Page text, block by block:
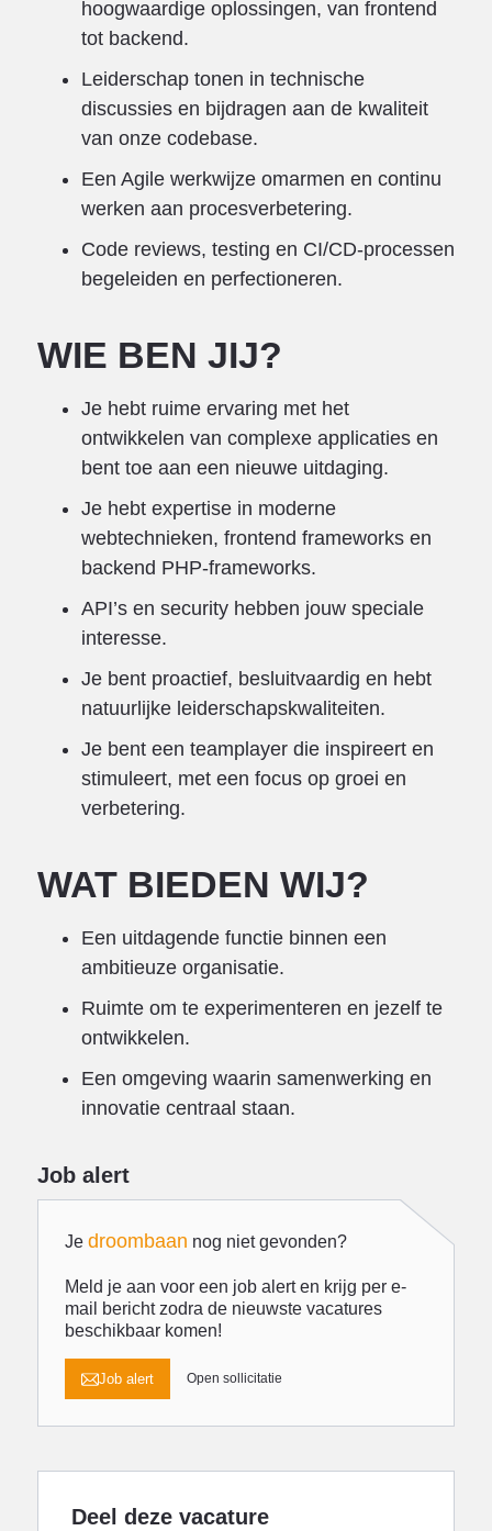
hoogwaardige oplossingen, van frontend
tot backend.
Leiderschap tonen in technische
discussies en bijdragen aan de kwaliteit
van onze codebase.
Een Agile werkwijze omarmen en continu
werken aan procesverbetering.
Code reviews, testing en CI/CD-processen
begeleiden en perfectioneren.
WIE BEN JIJ?
Je hebt ruime ervaring met het
ontwikkelen van complexe applicaties en
bent toe aan een nieuwe uitdaging.
Je hebt expertise in moderne
webtechnieken, frontend frameworks en
backend PHP-frameworks.
API’s en security hebben jouw speciale
interesse.
Je bent proactief, besluitvaardig en hebt
natuurlijke leiderschapskwaliteiten.
Je bent een teamplayer die inspireert en
stimuleert, met een focus op groei en
verbetering.
WAT BIEDEN WIJ?
Een uitdagende functie binnen een
ambitieuze organisatie.
Ruimte om te experimenteren en jezelf te
ontwikkelen.
Een omgeving waarin samenwerking en
innovatie centraal staan.
Job alert
Je droombaan nog niet gevonden?
Meld je aan voor een job alert en krijg per e-
mail bericht zodra de nieuwste vacatures
beschikbaar komen!
Job alert Open sollicitatie
Deel deze vacature